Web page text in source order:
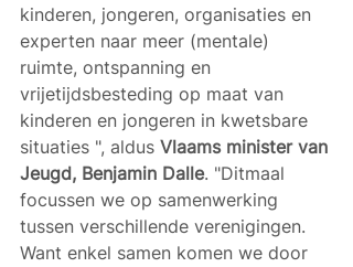
kinderen, jongeren, organisaties en
experten naar meer (mentale)
ruimte, ontspanning en
vrijetijdsbesteding op maat van
kinderen en jongeren in kwetsbare
situaties ", aldus Vlaams minister van
Jeugd, Benjamin Dalle. "Ditmaal
focussen we op samenwerking
tussen verschillende verenigingen.
Want enkel samen komen we door